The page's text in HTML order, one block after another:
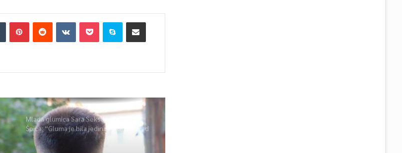
Mlada glumica Sara Seksan u emisiji
Špica: “Gluma je bila jedina opcija, uz rad
i disciplinu sve je moguće”